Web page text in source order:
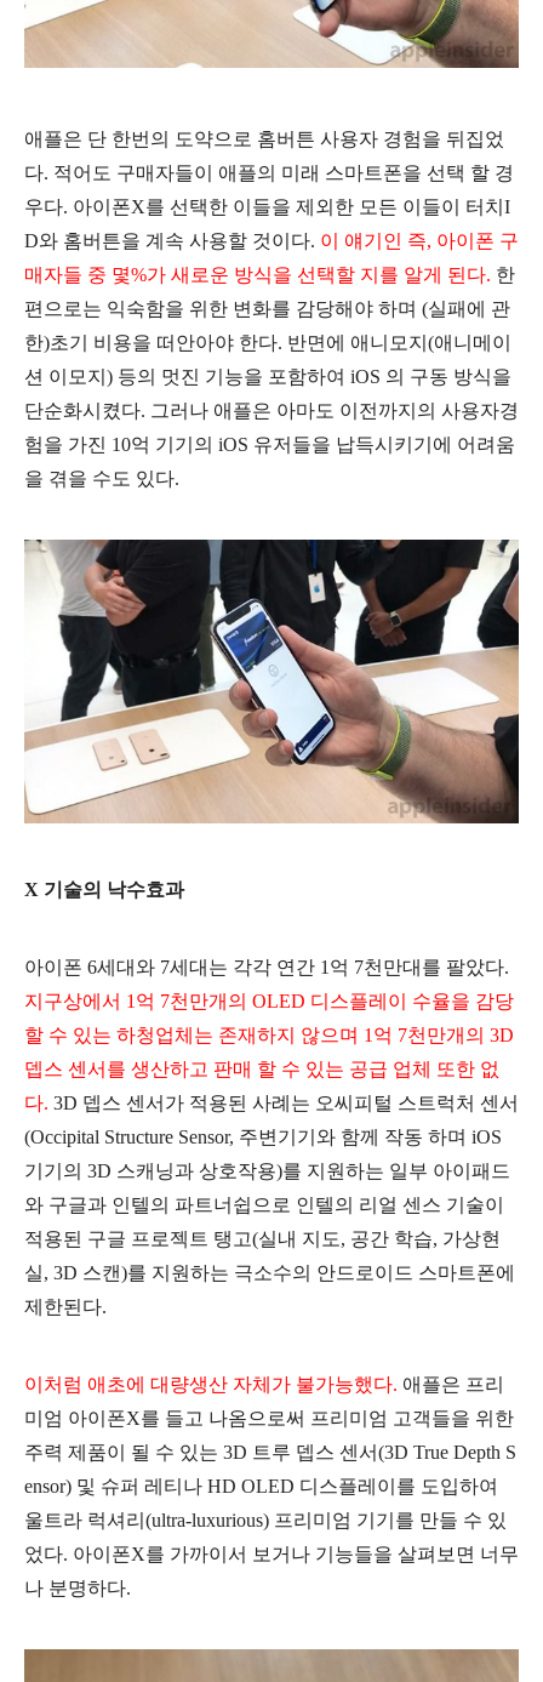
애플은 단 한번의 도약으로 홈버튼 사용자 경험을 뒤집었
다. 적어도 구매자들이 애플의 미래 스마트폰을 선택 할 경
우다. 아이폰X를 선택한 이들을 제외한 모든 이들이 터치I
D와 홈버튼을 계속 사용할 것이다. 이 얘기인 즉, 아이폰 구
매자들 중 몇%가 새로운 방식을 선택할 지를 알게 된다. 한
편으로는 익숙함을 위한 변화를 감당해야 하며 (실패에 관
한)초기 비용을 떠안아야 한다. 반면에 애니모지(애니메이
션 이모지) 등의 멋진 기능을 포함하여 iOS 의 구동 방식을
단순화시켰다. 그러나 애플은 아마도 이전까지의 사용자경
험을 가진 10억 기기의 iOS 유저들을 납득시키기에 어려움
을 겪을 수도 있다.
X 기술의 낙수효과
아이폰 6세대와 7세대는 각각 연간 1억 7천만대를 팔았다.
지구상에서 1억 7천만개의 OLED 디스플레이 수율을 감당
할 수 있는 하청업체는 존재하지 않으며 1억 7천만개의 3D
뎁스 센서를 생산하고 판매 할 수 있는 공급 업체 또한 없
다. 3D 뎁스 센서가 적용된 사례는 오씨피털 스트럭처 센서
(Occipital Structure Sensor, 주변기기와 함께 작동 하며 iOS
기기의 3D 스캐닝과 상호작용)를 지원하는 일부 아이패드
와 구글과 인텔의 파트너쉽으로 인텔의 리얼 센스 기술이
적용된 구글 프로젝트 탱고(실내 지도, 공간 학습, 가상현
실, 3D 스캔)를 지원하는 극소수의 안드로이드 스마트폰에
제한된다.
이처럼 애초에 대량생산 자체가 불가능했다. 애플은 프리
미엄 아이폰X를 들고 나옴으로써 프리미엄 고객들을 위한
주력 제품이 될 수 있는 3D 트루 뎁스 센서(3D True Depth S
ensor) 및 슈퍼 레티나 HD OLED 디스플레이를 도입하여
울트라 럭셔리(ultra-luxurious) 프리미엄 기기를 만들 수 있
었다. 아이폰X를 가까이서 보거나 기능들을 살펴보면 너무
나 분명하다.